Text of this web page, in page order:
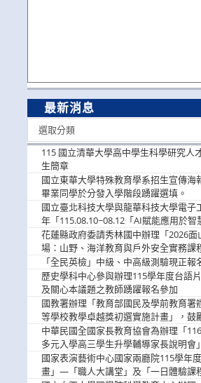
最新消息
選取分類
115 國立清華大學高中學生科學研究人
生簡章
國立東華大學特殊教育學系招生宣傳海
畢業同學於分發入學階段踴躍選填。
國立臺北科技大學與龍華科技大學電子
年「115.08.10~08.12「AI賦能應用於智
歡迎學生踴躍報名參加
花蓮縣政府委請秀林國中辦理「2026
場：山野、海洋教育與戶外安全實務課
參加
「全民英檢」中級、中高級測驗現正報
歷史學科中心參與辦理115學年度台語
及關心本議題之教師踴躍報名參加
國教署辦理「教育部國民及學前教育署
等學校教學卓越獎初選實施計畫」，鼓
中華民國全國家長教育協會為辦理「
多元入學高三學生升學輔導家長說明會」
國家表演藝術中心國家兩廳院115學年
畫」—「職人大講堂」及「一日體驗課